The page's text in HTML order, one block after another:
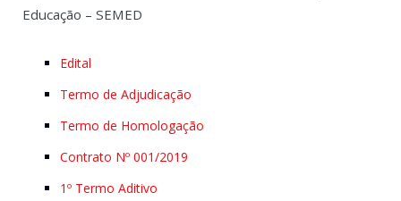
Educação – SEMED
Edital
Termo de Adjudicação
Termo de Homologação
Contrato Nº 001/2019
1º Termo Aditivo